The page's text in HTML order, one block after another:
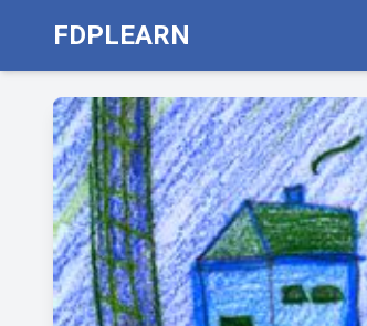
FDPLEARN